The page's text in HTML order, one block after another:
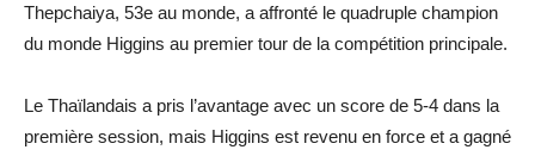
Thepchaiya, 53e au monde, a affronté le quadruple champion
du monde Higgins au premier tour de la compétition principale.
Le Thaïlandais a pris l’avantage avec un score de 5-4 dans la
première session, mais Higgins est revenu en force et a gagné